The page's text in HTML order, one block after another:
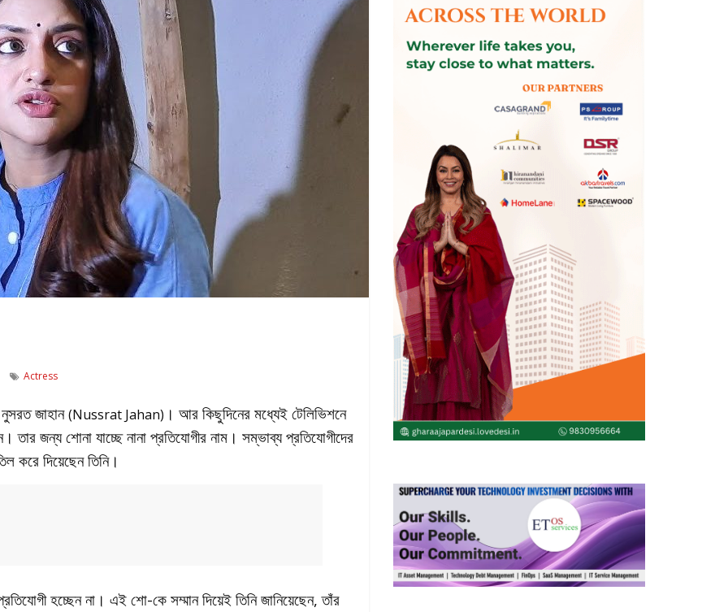
Actress
জাহান(Nussrat Jahan) । আর কিছুদিনের মধ্যেই টেলিভিশনে
জন্য শোনা যাচ্ছে নানা প্রতিযোগীর নাম। সম্ভাব্য প্রতিযোগীদের
করে দিয়েছেন তিনি।
হচ্ছেন না। এই শো-কে সম্মান দিয়েই তিনি জানিয়েছেন, তাঁর